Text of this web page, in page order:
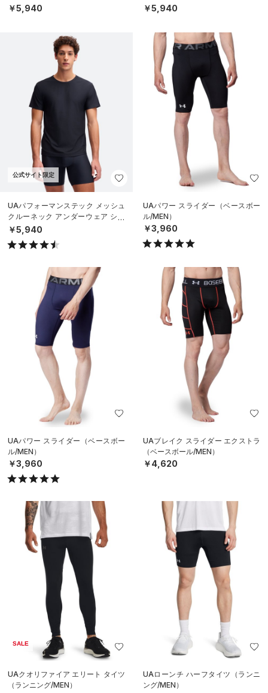
枚セット）（ライフスタイル/ME
￥5,940
ツ （2枚セット）（ライフスタイル/
MEN
￥5,940
公式サイト限定
UAパフォーマンステック メッシュ
クルーネック アンダーウェア シャ
ツ （2枚セット）（ライフスタイル/
MEN
￥5,940
UAパワー スライダー（ベースボー
ル/MEN）
￥3,960
UAパワー スライダー（ベースボー
ル/MEN）
￥3,960
UAブレイク スライダー エクストラ
（ベースボール/MEN）
￥4,620
SALE
UAクオリファイア エリート タイツ
（ランニング/MEN）
UAローンチ ハーフタイツ（ランニ
ング/MEN）